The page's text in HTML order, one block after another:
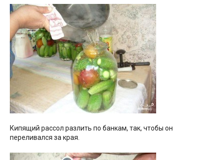
Кипящий рассол разлить по банкам, так, чтобы он
переливался за края.